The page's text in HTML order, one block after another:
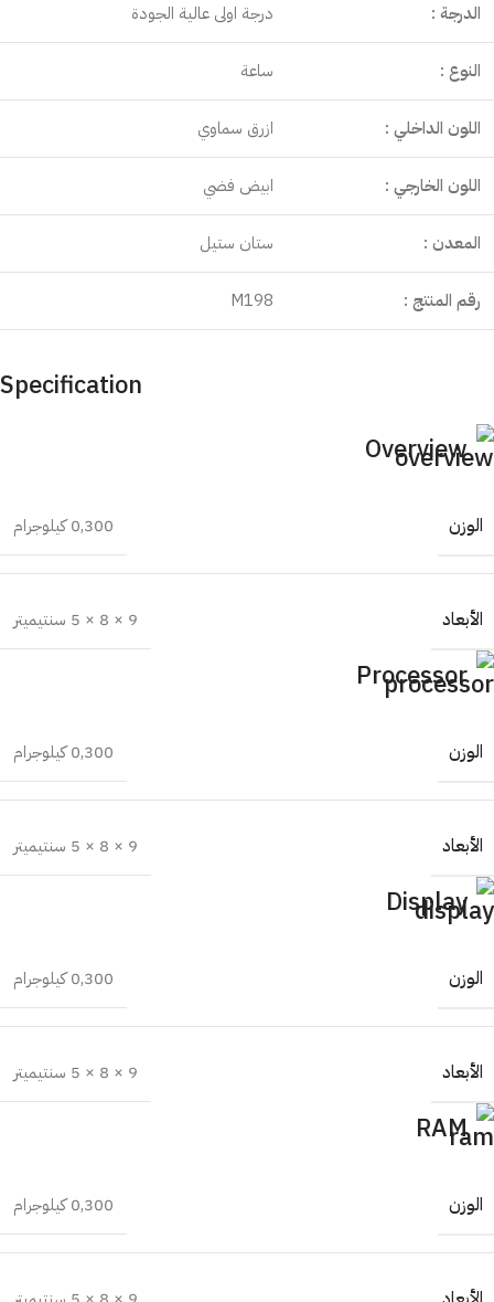
الدرجة : درجة اولى عالية الجودة
النوع : ساعة
اللون الداخلي : ازرق سماوي
اللون الخارجي : ابيض فضي
المعدن : ستان ستيل
رقم المنتج : M198
Specification
Overview
الوزن 0,300 كيلوجرام
الأبعاد 9 × 8 × 5 سنتيميتر
Processor
الوزن 0,300 كيلوجرام
الأبعاد 9 × 8 × 5 سنتيميتر
Display
الوزن 0,300 كيلوجرام
الأبعاد 9 × 8 × 5 سنتيميتر
RAM
الوزن 0,300 كيلوجرام